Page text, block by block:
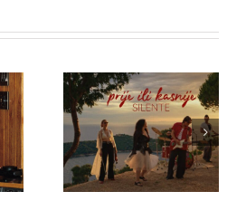
Silente objavio novi
singl “Prije ili kasnije”